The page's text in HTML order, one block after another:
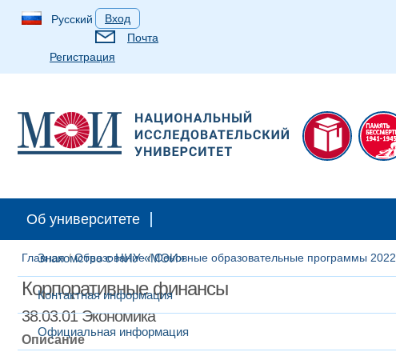
Русский
Вход
Почта
Регистрация
Об университете
Знакомство с НИУ «МЭИ»
Контактная информация
Официальная информация
Главная/Образование/Основные образовательные программы 2022
Корпоративные финансы
38.03.01 Экономика
Описание